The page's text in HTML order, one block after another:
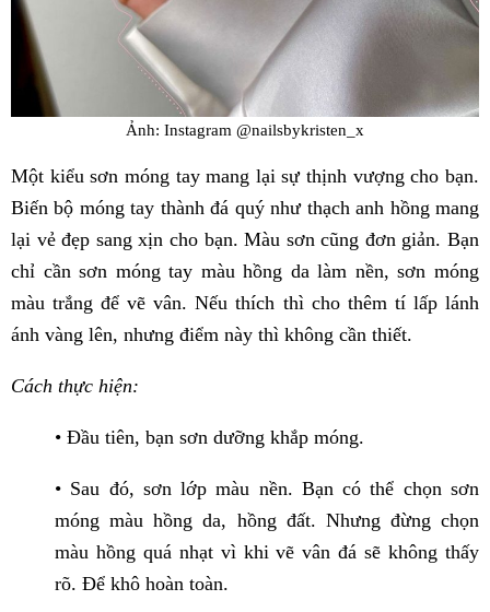
Ảnh: Instagram @nailsbykristen_x
Một kiểu sơn móng tay mang lại sự thịnh vượng cho bạn.
Biến bộ móng tay thành đá quý như thạch anh hồng mang
lại vẻ đẹp sang xịn cho bạn. Màu sơn cũng đơn giản. Bạn
chỉ cần sơn móng tay màu hồng da làm nền, sơn móng
màu trắng để vẽ vân. Nếu thích thì cho thêm tí lấp lánh
ánh vàng lên, nhưng điểm này thì không cần thiết.
Cách thực hiện:
• Đầu tiên, bạn sơn dưỡng khắp móng.
• Sau đó, sơn lớp màu nền. Bạn có thể chọn sơn
móng màu hồng da, hồng đất. Nhưng đừng chọn
màu hồng quá nhạt vì khi vẽ vân đá sẽ không thấy
rõ. Để khô hoàn toàn.